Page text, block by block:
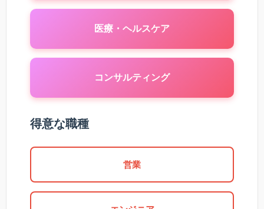
医療・ヘルスケア
コンサルティング
得意な職種
営業